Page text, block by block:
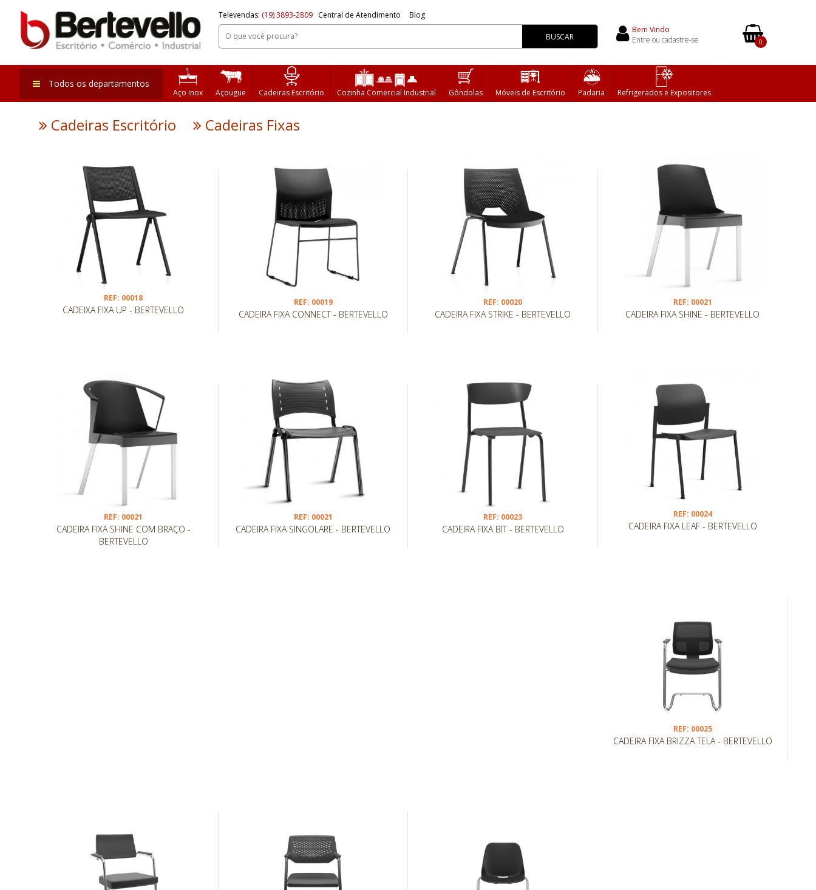
Televendas: (19) 3893-2809 Central de Atendimento Blog
BUSCAR 0
Bem Vindo
Entre ou cadastre-se
Todos os departamentos
Aço Inox Açougue Cadeiras Escritório Cozinha Comercial Industrial Gôndolas Móveis de Escritório Padaria Refrigerados e Expositores
Cadeiras Escritório Cadeiras Fixas
REF: 00018
CADEIXA FIXA UP - BERTEVELLO
REF: 00019
CADEIRA FIXA CONNECT - BERTEVELLO
REF: 00020
CADEIRA FIXA STRIKE - BERTEVELLO
REF: 00021
CADEIRA FIXA SHINE - BERTEVELLO
REF: 00021
CADEIRA FIXA SHINE COM BRAÇO -
BERTEVELLO
REF: 00021
CADEIRA FIXA SINGOLARE - BERTEVELLO
REF: 00023
CADEIRA FIXA BIT - BERTEVELLO
REF: 00024
CADEIRA FIXA LEAF - BERTEVELLO
REF: 00025
CADEIRA FIXA BRIZZA TELA - BERTEVELLO